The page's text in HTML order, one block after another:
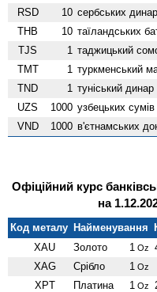
RSD 10 сербських
THB 10 таїландських
TJS 1 таджицький
TMT 1 туркменський
TND 1 туніський динар
UZS 1000 узбецьких сумів
VND 1000 в'єтнамських
Офіційний курс
на
Код металу Найменування
XAU
Золото 1 Oz
XAG Срібло 1 Oz
XPT Платина 1 Oz